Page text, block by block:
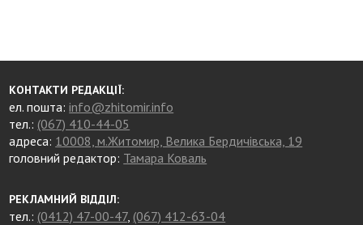
КОНТАКТИ РЕДАКЦІЇ:
ел. пошта:info@zhitomir.info
тел.: (067) 410-44-05
адреса: 10008, м.Житомир, Велика Бердичівська, 19
головний редактор: Тамара Коваль
РЕКЛАМНИЙ ВІДДІЛ:
тел.: (0412) 47-00-47, (067) 412-63-04